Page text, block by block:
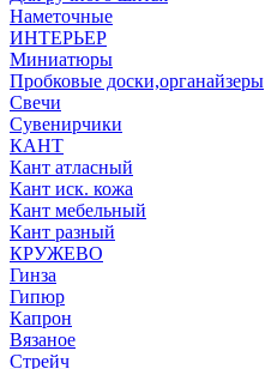
Наметочные
ИНТЕРЬЕР
Миниатюры
Пробковые доски,органайзеры
Свечи
Сувенирчики
КАНТ
Кант атласный
Кант иск. кожа
Кант мебельный
Кант разный
КРУЖЕВО
Гинза
Гипюр
Капрон
Вязаное
Стрейч